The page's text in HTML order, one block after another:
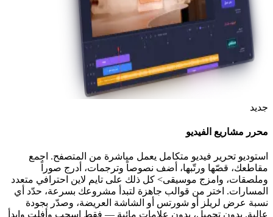
جديد
محرر مشاريع الفيديو
استوديو تحرير فيديو متكامل يعمل مباشرة من المتصفح. اجمع
مقاطعك، قصّها ورتّبها، أضف نصوصاً وترجمات، أدرج صوراً
وملصقات، وامزج موسيقى> كل ذلك على تايم لاين احترافي متعدد
المسارات. اختر من قوالب جاهزة لتبدأ مشروعك بسرعة، حدّد أي
نسبة عرض لريلز أو شورتس أو الشاشة العريضة، وصدّر بجودة
عالية. بدون تحميل، بدون علامات مائية — فقط اسحب وأفلت وابدأ